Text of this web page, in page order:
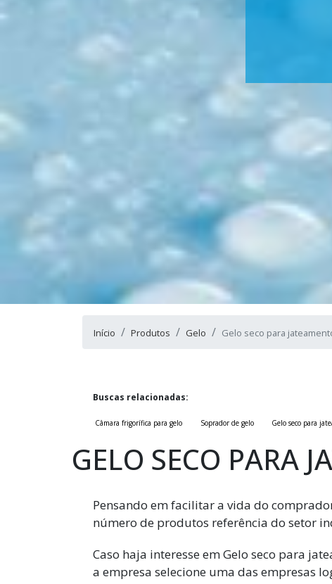
Início Produtos Gelo Gelo seco para
Buscas relacionadas:
Câmara frigorífica para gelo Soprador de gelo Gelo seco para
GELO SECO PARA
Pensando em facilitar a vida do
número de produtos referência do setor
Caso haja interesse em Gelo seco para
a empresa selecione uma das empresas